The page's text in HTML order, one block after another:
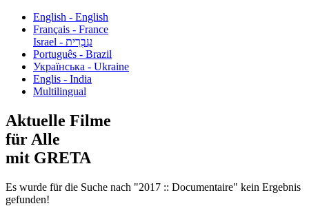
English - English
Français - France
עִבְרִית - Israel
Português - Brazil
Українська - Ukraine
Englis - India
Multilingual
Aktuelle Filme
für Alle
mit GRETA
Es wurde für die Suche nach "2017 :: Documentaire" kein Ergebnis
gefunden!